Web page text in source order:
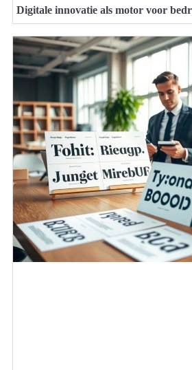
Digitale innovatie als motor voor